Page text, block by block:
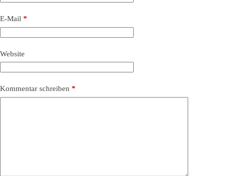
E-Mail *
Website
Kommentar schreiben *